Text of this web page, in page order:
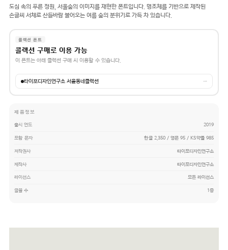
도심 속의 푸른 정원, 서울숲의 이미지를 재현한 폰트입니다. 명조체를 기반으로 제작된
손글씨 서체로 산들바람 불어오는 여름 숲의 분위기로 가득 차 있습니다.
콜렉션 폰트
콜렉션 구매로 이용 가능
이 폰트는 아래 콜렉션 구매 시 이용할 수 있습니다.
타이포디자인연구소 서울동네콜렉션 →
제품정보
출시 연도 2019
포함 문자 한글 2,350 / 영문 95 / KS약물 985
저작권사 타이포디자인연구소
제작사 타이포디자인연구소
라이선스 모든 라이선스
글꼴 수 1종